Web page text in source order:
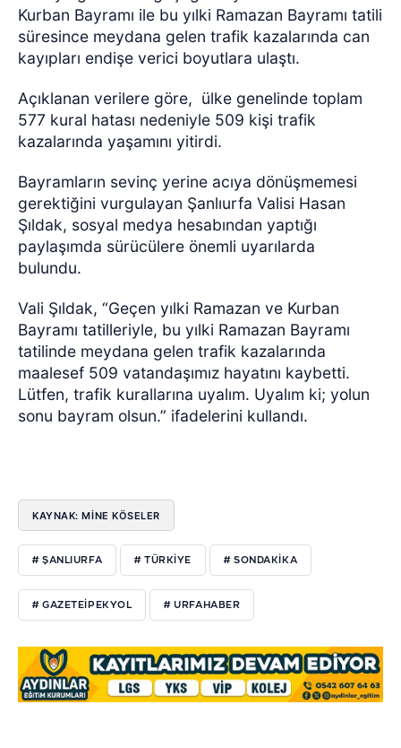
Kurban Bayramı ile bu yılki Ramazan Bayramı tatili
süresince meydana gelen trafik kazalarında can
kayıpları endişe verici boyutlara ulaştı.
Açıklanan verilere göre, ülke genelinde toplam
577 kural hatası nedeniyle 509 kişi trafik
kazalarında yaşamını yitirdi.
Bayramların sevinç yerine acıya dönüşmemesi
gerektiğini vurgulayan Şanlıurfa Valisi Hasan
Şıldak, sosyal medya hesabından yaptığı
paylaşımda sürücülere önemli uyarılarda
bulundu.
Vali Şıldak, “Geçen yılki Ramazan ve Kurban
Bayramı tatilleriyle, bu yılki Ramazan Bayramı
tatilinde meydana gelen trafik kazalarında
maalesef 509 vatandaşımız hayatını kaybetti.
Lütfen, trafik kurallarına uyalım. Uyalım ki; yolun
sonu bayram olsun.” ifadelerini kullandı.
KAYNAK: MİNE KÖSELER
# ŞANLIURFA # TÜRKIYE # SONDAKIKA
# GAZETEIPEKYOL # URFAHABER